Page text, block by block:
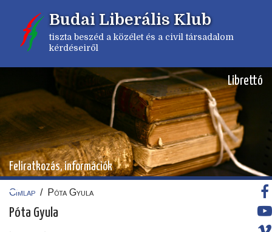
tartalomra
Budai Liberális Klub
tiszta beszéd a közélet és a civil társadalom
kérdéseiről
Librettó
Feliratkozás, információk
Címlap / Póta Gyula
Póta Gyula